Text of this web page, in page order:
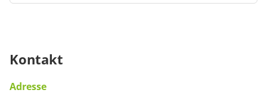
Kontakt
Adresse